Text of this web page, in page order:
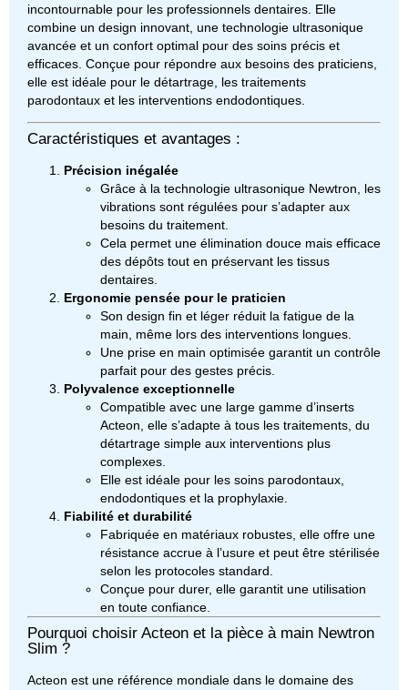
incontournable pour les professionnels dentaires. Elle
combine un design innovant, une technologie ultrasonique
avancée et un confort optimal pour des soins précis et
efficaces. Conçue pour répondre aux besoins des praticiens,
elle est idéale pour le détartrage, les traitements
parodontaux et les interventions endodontiques.
Caractéristiques et avantages :
Précision inégalée
Grâce à la technologie ultrasonique Newtron, les
vibrations sont régulées pour s’adapter aux
besoins du traitement.
Cela permet une élimination douce mais efficace
des dépôts tout en préservant les tissus
dentaires.
Ergonomie pensée pour le praticien
Son design fin et léger réduit la fatigue de la
main, même lors des interventions longues.
Une prise en main optimisée garantit un contrôle
parfait pour des gestes précis.
Polyvalence exceptionnelle
Compatible avec une large gamme d’inserts
Acteon, elle s’adapte à tous les traitements, du
détartrage simple aux interventions plus
complexes.
Elle est idéale pour les soins parodontaux,
endodontiques et la prophylaxie.
Fiabilité et durabilité
Fabriquée en matériaux robustes, elle offre une
résistance accrue à l’usure et peut être stérilisée
selon les protocoles standard.
Conçue pour durer, elle garantit une utilisation
en toute confiance.
Pourquoi choisir Acteon et la pièce à main Newtron
Slim ?
Acteon est une référence mondiale dans le domaine des